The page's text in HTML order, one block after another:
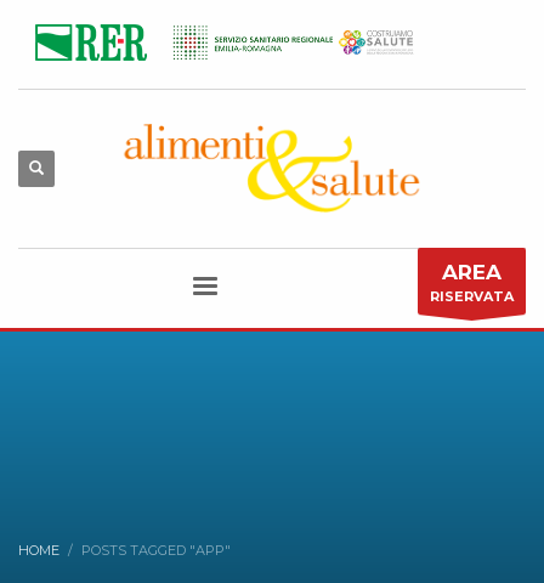
AREA
RISERVATA
HOME POSTS TAGGED "APP"